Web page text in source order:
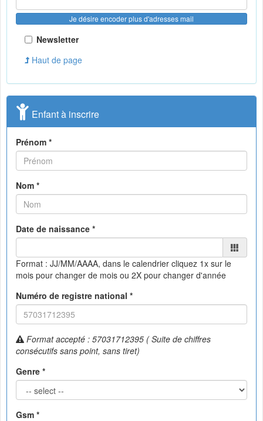
Je désire encoder plus d'adresses mail
Newsletter
Haut de page
Enfant à inscrire
Prénom *
Nom *
Date de naissance *
Format : JJ/MM/AAAA, dans le calendrier cliquez 1x sur le
mois pour changer de mois ou 2X pour changer d'année
Numéro de registre national *
Format accepté : 57031712395 ( Suite de chiffres
consécutifs sans point, sans tiret)
Genre *
Gsm *